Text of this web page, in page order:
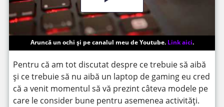
Aruncă un ochi și pe canalul meu de Youtube. Link aici.
Pentru că am tot discutat despre ce trebuie să aibă
și ce trebuie să nu aibă un laptop de gaming eu cred
că a venit momentul să vă prezint câteva modele pe
care le consider bune pentru asemenea activități.